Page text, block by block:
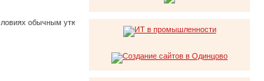
обычным утюгом. …